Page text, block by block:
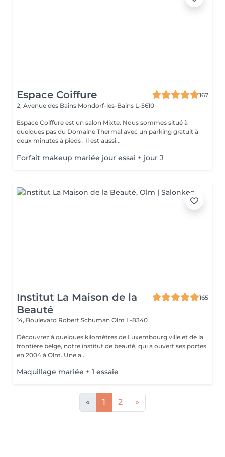
Espace Coiffure
167
2, Avenue des Bains Mondorf-les-Bains L-5610
Espace Coiffure est un salon Mixte. Nous sommes situé à
quelques pas du Domaine Thermal avec un parking gratuit à
deux minutes à pieds . Il est aussi...
Forfait makeup mariée jour essai + jour J
Institut La Maison de la
Beauté
165
14, Boulevard Robert Schuman Olm L-8340
Découvrez à quelques kilomètres de Luxembourg ville et de la
frontière belge, notre institut de beauté, qui a ouvert ses portes
en 2004 à Olm. Une a...
Maquillage mariée + 1 essaie
« 1 2 »